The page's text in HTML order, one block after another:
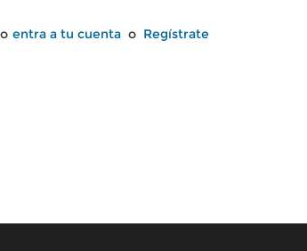
entra a tu cuenta o Regístrate